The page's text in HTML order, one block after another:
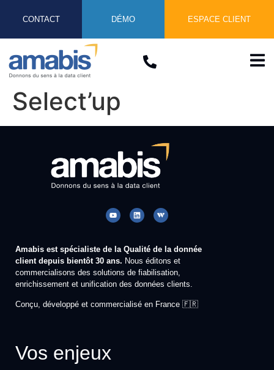
CONTACT DÉMO ESPACE CLIENT
Select’up
Amabis est spécialiste de la Qualité de la donnée
client depuis bientôt 30 ans. Nous éditons et
commercialisons des solutions de fiabilisation,
enrichissement et unification des données clients.
Conçu, développé et commercialisé en France 🇫🇷
Vos enjeux